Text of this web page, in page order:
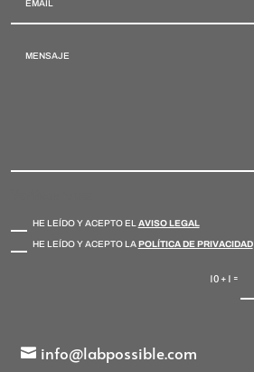
HE LEÍDO Y ACEPTO EL AVISO LEGAL
HE LEÍDO Y ACEPTO LAPOLÍTICA DE PRIVACIDAD
10 + 1 =
info@labpossible.com